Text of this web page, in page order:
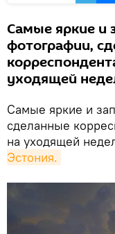
Самые яркие и
фотографии,
уходящей
Самые яркие и
сделанные
на уходящей
Эстония.